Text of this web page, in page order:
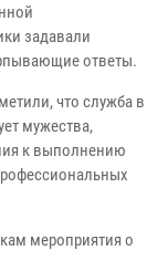
задавали
ответы.
что служба в
мужества,
к выполнению
мероприятия о